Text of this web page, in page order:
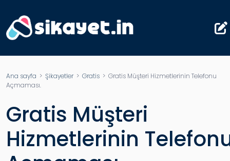
Ana sayfa > Şikayetler> Gratis > Gratis Müşteri Hizmetlerinin Telefonu
Açmaması.
Gratis Müşteri
Hizmetlerinin